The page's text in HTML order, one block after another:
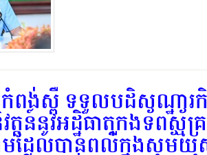
តកំពង់ស្ពឺ ទទួលបដិសណ្ឋា
ត្តន៍នូវអដ្ឋិធាតុកងទ័ពស្ម័
ដែលបានពលីក្នុងសម័យស